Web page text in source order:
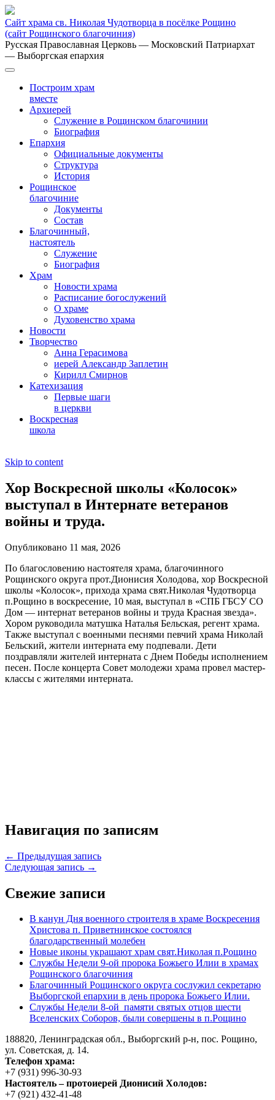
Сайт храма св. Николая Чудотворца в посёлке Рощино
(сайт Рощинского благочиния)
Русская Православная Церковь — Московский Патриархат
— Выборгская епархия
Построим храм
вместе
Архиерей
Служение в Рощинском благочинии
Биография
Епархия
Официальные документы
Структура
История
Рощинское
благочиние
Документы
Состав
Благочинный,
настоятель
Служение
Биография
Храм
Новости храма
Расписание богослужений
О храме
Духовенство храма
Новости
Творчество
Анна Герасимова
иерей Александр Заплетин
Кирилл Смирнов
Катехизация
Первые шаги
в церкви
Воскресная
школа
Skip to content
Хор Воскресной школы «Колосок»
выступал в Интернате ветеранов
войны и труда.
Опубликовано 11 мая, 2026
По благословению настоятеля храма, благочинного
Рощинского округа прот.Дионисия Холодова, хор Воскресной
школы «Колосок», прихода храма свят.Николая Чудотворца
п.Рощино в воскресение, 10 мая, выступал в «СПБ ГБСУ СО
Дом — интернат ветеранов войны и труда Красная звезда».
Хором руководила матушка Наталья Бельская, регент храма.
Также выступал с военными песнями певчий храма Николай
Бельский, жители интерната ему подпевали. Дети
поздравляли жителей интерната с Днем Победы исполнением
песен. После концерта Совет молодежи храма провел мастер-
классы с жителями интерната.
Навигация по записям
← Предыдущая запись
Следующая запись →
Свежие записи
В канун Дня военного строителя в храме Воскресения
Христова п. Приветнинское состоялся
благодарственный молебен
Новые иконы украшают храм свят.Николая п.Рощино
Службы Недели 9-ой пророка Божьего Илии в храмах
Рощинского благочиния
Благочинный Рощинского округа сослужил секретарю
Выборгской епархии в день пророка Божьего Илии.
Службы Недели 8-ой памяти святых отцов шести
Вселенских Соборов, были совершены в п.Рощино
188820, Ленинградская обл., Выборгский р-н, пос. Рощино,
ул. Советская, д. 14.
Телефон храма:
+7 (931) 996-30-93
Настоятель – протоиерей Дионисий Холодов:
+7 (921) 432-41-48